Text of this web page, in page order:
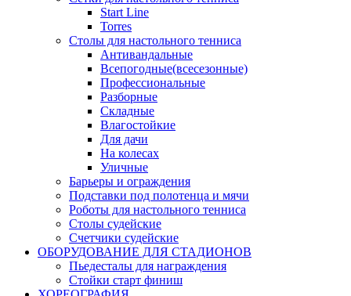
Start Line
Torres
Столы для настольного тенниса
Антивандальные
Всепогодные(всесезонные)
Профессиональные
Разборные
Складные
Влагостойкие
Для дачи
На колесах
Уличные
Барьеры и ограждения
Подставки под полотенца и мячи
Роботы для настольного тенниса
Столы судейские
Счетчики судейские
ОБОРУДОВАНИЕ ДЛЯ СТАДИОНОВ
Пьедесталы для награждения
Стойки старт финиш